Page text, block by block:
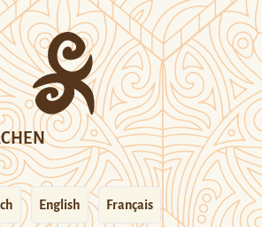
English Français